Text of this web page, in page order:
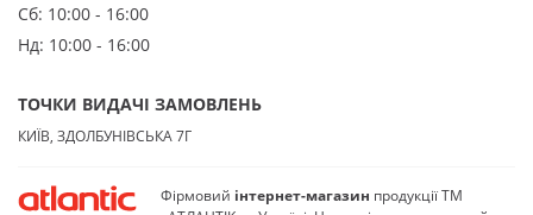
Фірмовий інтернет-магазин продукції ТМ
Сб: 10:00 - 16:00
Нд: 10:00 - 16:00
ТОЧКИ ВИДАЧІ ЗАМОВЛЕНЬ
КИЇВ, ЗДОЛБУНІВСЬКА 7Г